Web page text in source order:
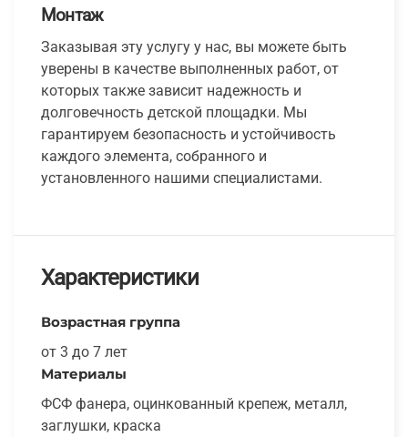
Монтаж
Заказывая эту услугу у нас, вы можете быть
уверены в качестве выполненных работ, от
которых также зависит надежность и
долговечность детской площадки. Мы
гарантируем безопасность и устойчивость
каждого элемента, собранного и
установленного нашими специалистами.
Характеристики
Возрастная группа
от 3 до 7 лет
Материалы
ФСФ фанера, оцинкованный крепеж, металл,
заглушки, краска